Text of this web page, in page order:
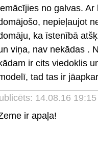
no galvas.
nepieļaujot
ka īstenībā
viņa, nav nekādas .
ir cits viedoklis
tad tas ir
14.08.16 19:15
ir apaļa!